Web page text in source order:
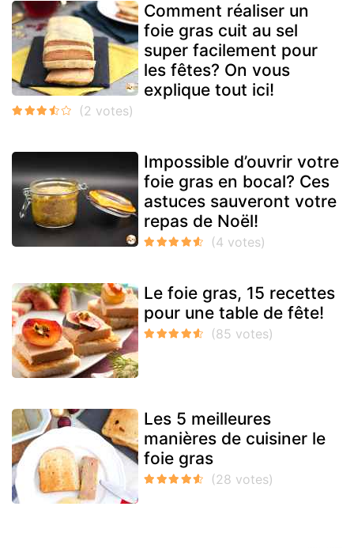
Comment réaliser un
foie gras cuit au sel
super facilement pour
les fêtes? On vous
explique tout ici!
Impossible d’ouvrir votre
foie gras en bocal? Ces
astuces sauveront votre
repas de Noël!
Le foie gras, 15 recettes
pour une table de fête!
Les 5 meilleures
manières de cuisiner le
foie gras